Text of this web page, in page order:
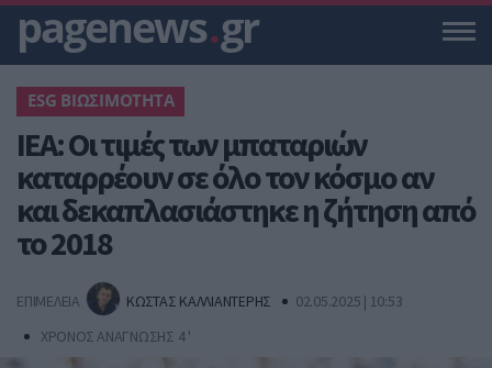
pagenews.gr
ESG ΒΙΩΣΙΜΟΤΗΤΑ
ΙΕΑ: Οι τιμές των μπαταριών
καταρρέουν σε όλο τον κόσμο αν
και δεκαπλασιάστηκε η ζήτηση από
το 2018
ΕΠΙΜΕΛΕΙΑ ΚΩΣΤΑΣ ΚΑΛΛΙΑΝΤΕΡΗΣ
02.05.2025 | 10:53
ΧΡΟΝΟΣ ΑΝΑΓΝΩΣΗΣ 4 '